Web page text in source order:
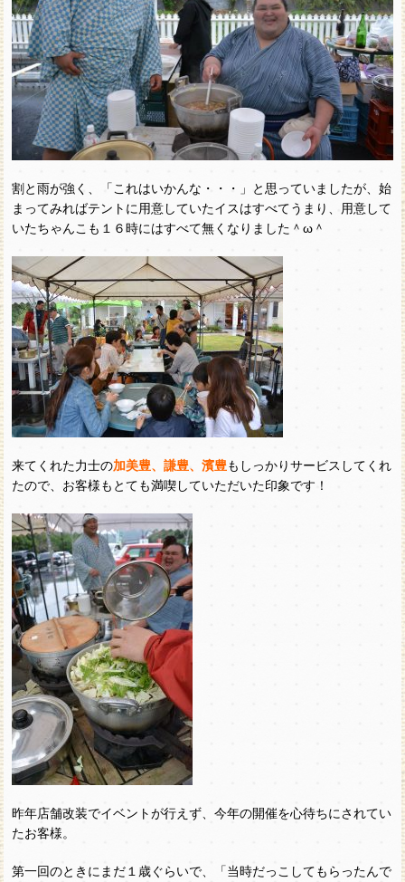
割と雨が強く、「これはいかんな・・・」と思っていましたが、始
まってみればテントに用意していたイスはすべてうまり、用意して
いたちゃんこも１６時にはすべて無くなりました＾ω＾
来てくれた力士の加美豊、謙豊、濱豊もしっかりサービスしてくれ
たので、お客様もとても満喫していただいた印象です！
昨年店舗改装でイベントが行えず、今年の開催を心待ちにされてい
たお客様。
第一回のときにまだ１歳ぐらいで、「当時だっこしてもらったんで